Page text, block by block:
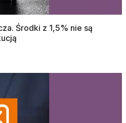
Środki z 1,5% nie są